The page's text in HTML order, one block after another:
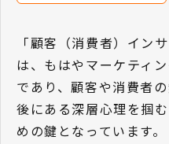
「顧客（消費者）イン
は、もはやマーケティ
であり、顧客や消費者
後にある深層心理を掴
めの鍵となっています。